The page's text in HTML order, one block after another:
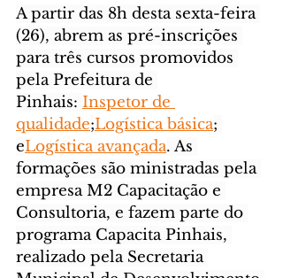
A partir das 8h desta sexta-feira
(26), abrem as pré-inscrições
para três cursos promovidos
pela Prefeitura de
Pinhais: Inspetor de
qualidade;Logística básica;
eLogística avançada. As
formações são ministradas pela
empresa M2 Capacitação e
Consultoria, e fazem parte do
programa Capacita Pinhais,
realizado pela Secretaria